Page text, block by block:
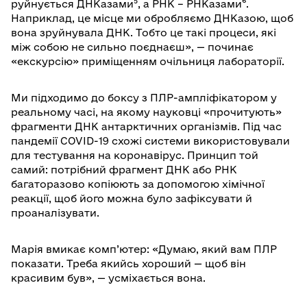
руйнується ДНКазами⁵, а РНК – РНКазами⁶.
Наприклад, це місце ми обробляємо ДНКазою, щоб
вона зруйнувала ДНК. Тобто це такі процеси, які
між собою не сильно поєднаєш», — починає
«екскурсію» приміщенням очільниця лабораторії.
Ми підходимо до боксу з ПЛР-ампліфікатором у
реальному часі, на якому науковці «прочитують»
фрагменти ДНК антарктичних організмів. Під час
пандемії COVID-19 схожі системи використовували
для тестування на коронавірус. Принцип той
самий: потрібний фрагмент ДНК або РНК
багаторазово копіюють за допомогою хімічної
реакції, щоб його можна було зафіксувати й
проаналізувати.
Марія вмикає комп’ютер: «Думаю, який вам ПЛР
показати. Треба якийсь хороший — щоб він
красивим був», — усміхається вона.